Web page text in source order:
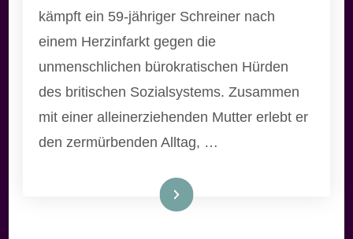
kämpft ein 59-jähriger Schreiner nach
einem Herzinfarkt gegen die
unmenschlichen bürokratischen Hürden
des britischen Sozialsystems. Zusammen
mit einer alleinerziehenden Mutter erlebt er
den zermürbenden Alltag, …
Weiterlesen